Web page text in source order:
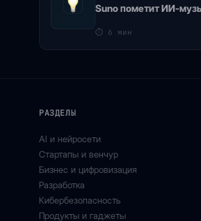
Suno пометит ИИ-
⏱ 6 мин
РАЗДЕЛЫ
AI и нейросети
Стартапы и венчур
Бизнес и цифровизация
Разработка
Кибербезопасность
Продукты и гаджеты